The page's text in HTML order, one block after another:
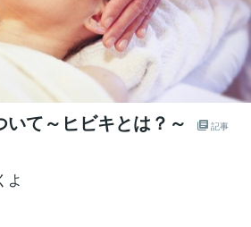
いて～ヒビキとは？～ 記事
よ